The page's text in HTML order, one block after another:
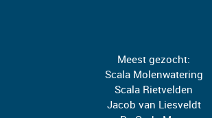
Meest gezocht:
Scala Molenwatering
Scala Rietvelden
Jacob van Liesveldt